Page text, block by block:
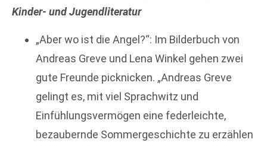
Kinder- und Jugendliteratur
„Aber wo ist die Angel?“: Im Bilderbuch von
Andreas Greve und Lena Winkel gehen zwei
gute Freunde picknicken. „Andreas Greve
gelingt es, mit viel Sprachwitz und
Einfühlungsvermögen eine federleichte,
bezaubernde Sommergeschichte zu erzählen